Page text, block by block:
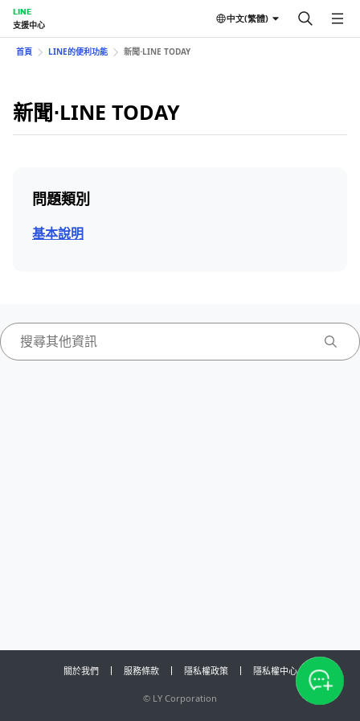
LINE
支援中心
中文(繁體)
首頁 LINE的便利功能 新聞⋅LINE TODAY
新聞⋅LINE TODAY
問題類別
基本說明
關於我們 服務條款 隱私權政策 隱私權中心
© LY Corporation